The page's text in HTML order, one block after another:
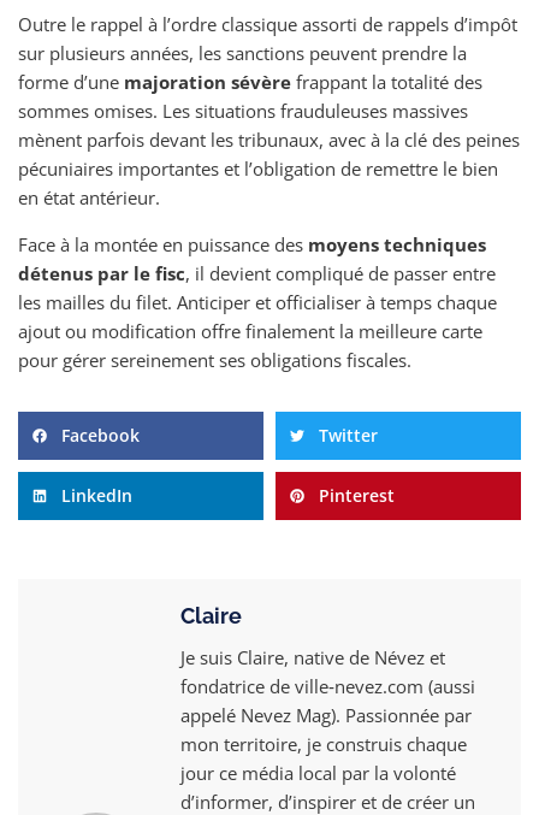
Outre le rappel à l’ordre classique assorti de rappels d’impôt
sur plusieurs années, les sanctions peuvent prendre la
forme d’une majoration sévère frappant la totalité des
sommes omises. Les situations frauduleuses massives
mènent parfois devant les tribunaux, avec à la clé des peines
pécuniaires importantes et l’obligation de remettre le bien
en état antérieur.
Face à la montée en puissance des moyens techniques
détenus par le fisc, il devient compliqué de passer entre
les mailles du filet. Anticiper et officialiser à temps chaque
ajout ou modification offre finalement la meilleure carte
pour gérer sereinement ses obligations fiscales.
Facebook Twitter
LinkedIn Pinterest
Claire
Je suis Claire, native de Névez et
fondatrice de ville‑nevez.com (aussi
appelé Nevez Mag). Passionnée par
mon territoire, je construis chaque
jour ce média local par la volonté
d’informer, d’inspirer et de créer un